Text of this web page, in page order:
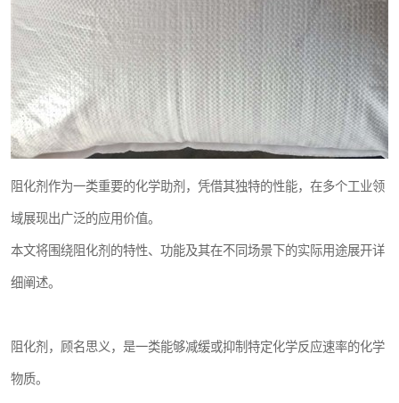
阻化剂作为一类重要的化学助剂，凭借其独特的性能，在多个工业领
域展现出广泛的应用价值。
本文将围绕阻化剂的特性、功能及其在不同场景下的实际用途展开详
细阐述。
阻化剂，顾名思义，是一类能够减缓或抑制特定化学反应速率的化学
物质。